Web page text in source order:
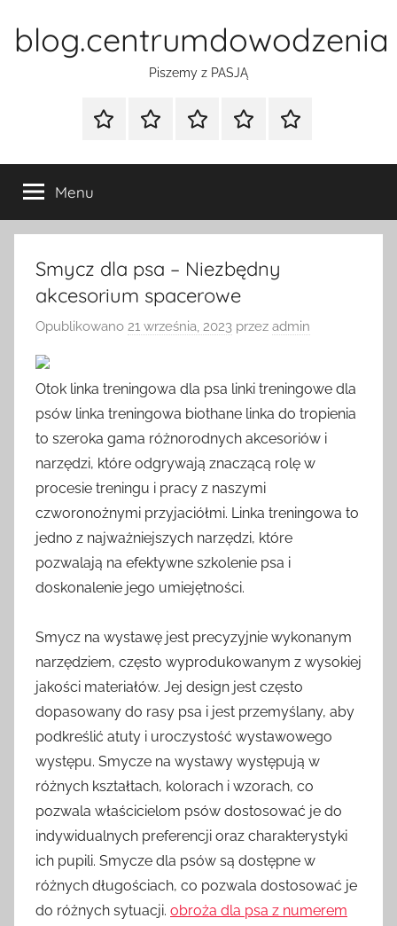
blog.centrumdowodzenia
Piszemy z PASJĄ
Strona
PolitykaWpisy
SEO
Instagram
Menu
Smycz dla psa – Niezbędny
akcesorium spacerowe
Opublikowano 21 września, 2023 przez admin
Otok linka treningowa dla psa linki treningowe dla
psów linka treningowa biothane linka do tropienia
to szeroka gama różnorodnych akcesoriów i
narzędzi, które odgrywają znaczącą rolę w
procesie treningu i pracy z naszymi
czworonożnymi przyjaciółmi. Linka treningowa to
jedno z najważniejszych narzędzi, które
pozwalają na efektywne szkolenie psa i
doskonalenie jego umiejętności.
Smycz na wystawę jest precyzyjnie wykonanym
narzędziem, często wyprodukowanym z wysokiej
jakości materiałów. Jej design jest często
dopasowany do rasy psa i jest przemyślany, aby
podkreślić atuty i uroczystość wystawowego
występu. Smycze na wystawy występują w
różnych kształtach, kolorach i wzorach, co
pozwala właścicielom psów dostosować je do
indywidualnych preferencji oraz charakterystyki
ich pupili. Smycze dla psów są dostępne w
różnych długościach, co pozwala dostosować je
do różnych sytuacji. obroża dla psa z numerem